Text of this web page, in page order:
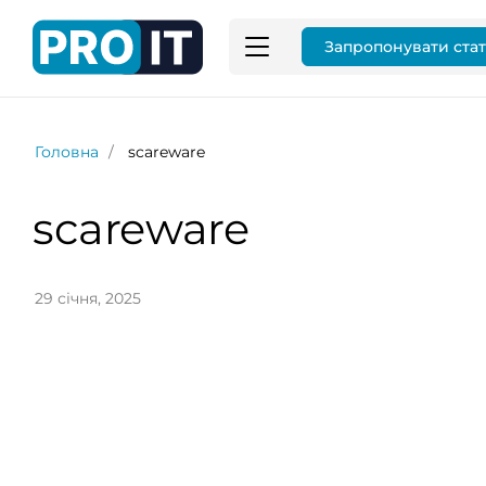
Запропонувати
Головна scareware
scareware
29 січня, 2025